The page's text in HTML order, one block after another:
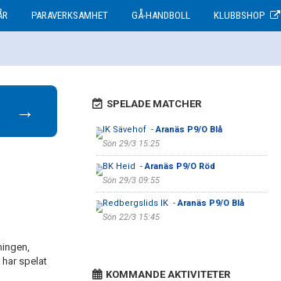
PARAVERKSAMHET GÅ-HANDBOLL KLUBBSHOP
→
har spelat
SPELADE MATCHER
IK Sävehof -Aranäs P9/O Blå
Sön 29/3 15:25
BK Heid -Aranäs P9/O Röd
Sön 29/3 09:55
Redbergslids IK -Aranäs P9/O Blå
Sön 22/3 15:45
KOMMANDE AKTIVITETER